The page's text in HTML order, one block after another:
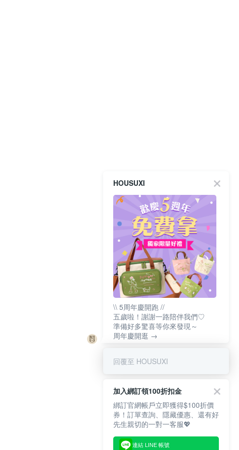
HOUSUXI
\\ 5周年慶開跑 //
五歲啦！謝謝一路陪伴我們♡
準備好多驚喜等你來發現～
周年慶開逛 →
回覆至 HOUSUXI
加入綁訂領100折扣金
綁訂官網帳戶立即獲得$100折價
券！訂單查詢、隱藏優惠、還有好
先生親切的一對一客服💖
連結 LINE 帳號